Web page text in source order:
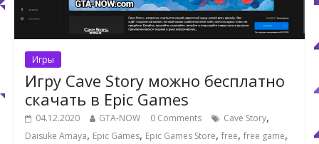
Игры
Игру Cave Story можно бесплатно
скачать в Epic Games
04.12.2020 GTA-NOW 0 Comments Cave Story,
Daisuke Amaya, Epic Games, Epic Games Store, free, free game,